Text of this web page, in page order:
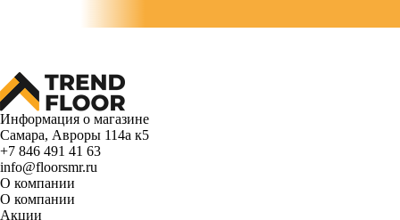
Информация о магазине
Самара, Авроры 114а к5
+7 846 491 41 63
info@floorsmr.ru
О компании
О компании
Акции